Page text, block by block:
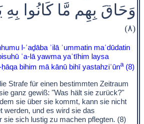
وَحَاقَ بِهِم مَّا كَانُوا
(٨)
l-ʿaḏāba ʾilā ʾummatin maʿdūdatin
ʾa-lā yawma yaʾtīhim laysa
bihim mā kānū bihī yastahziʾūna(8)
Strafe für einen bestimmten Zeitraum
ganz gewiß: "Was hält sie zurück?"
sie über sie kommt, kann sie nicht
werden, und es wird sie das
sie sich lustig zu machen pflegten. (8)